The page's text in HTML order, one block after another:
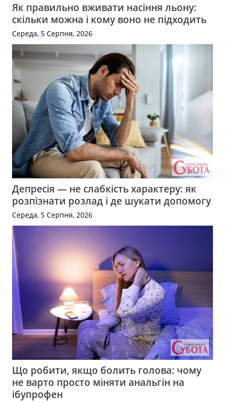
Як правильно вживати насіння льону:
скільки можна і кому воно не підходить
Середа, 5 Серпня, 2026
Депресія — не слабкість характеру: як
розпізнати розлад і де шукати допомогу
Середа, 5 Серпня, 2026
Що робити, якщо болить голова: чому
не варто просто міняти анальгін на
ібупрофен